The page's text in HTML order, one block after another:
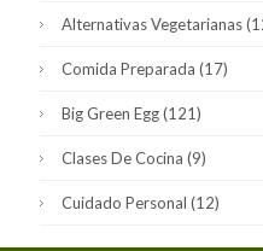
Alternativas Vegetarianas
Comida Preparada (17)
Big Green Egg(121)
Clases De Cocina (9)
Cuidado Personal (12)